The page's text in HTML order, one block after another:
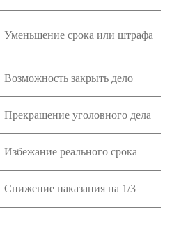
Уменьшение срока или штрафа
Возможность закрыть дело
Прекращение уголовного дела
Избежание реального срока
Снижение наказания на 1/3